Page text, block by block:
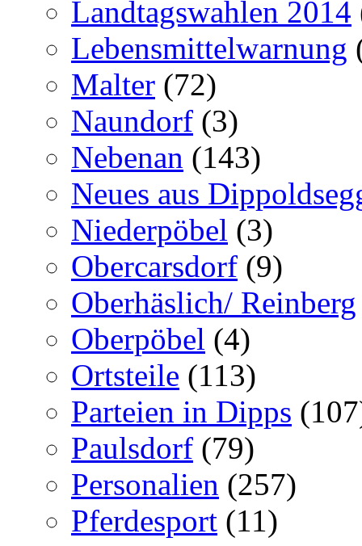
Landtagswahlen 2014
Lebensmittelwarnung
Malter (72)
Naundorf (3)
Nebenan (143)
Neues aus
Niederpöbel (3)
Obercarsdorf (9)
Oberhäslich/ Reinberg
Oberpöbel (4)
Ortsteile (113)
Parteien in Dipps
Paulsdorf (79)
Personalien (257)
Pferdesport (11)